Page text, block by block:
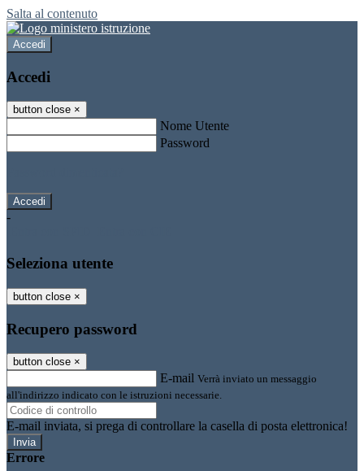
Salta al contenuto
Accedi
Accedi
button close ×
Nome Utente
Password
-
Seleziona utente
button close ×
Recupero password
button close ×
E-mail Verrà inviato un messaggio
all'indirizzo indicato con le istruzioni necessarie.
E-mail inviata, si prega di controllare la casella di posta elettronica!
Errore